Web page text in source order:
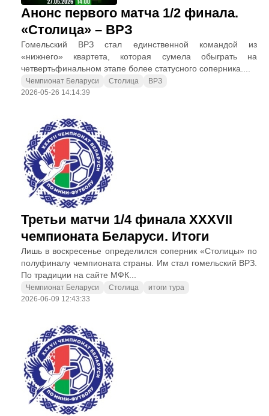
Анонс первого матча 1/2 финала.
«Столица» – ВРЗ
Гомельский ВРЗ стал единственной командой из
«нижнего» квартета, которая сумела обыграть на
четвертьфинальном этапе более статусного соперника....
Чемпионат Беларуси Столица
ВРЗ
2026-05-26 14:14:39
Третьи матчи 1/4 финала XXXVII
чемпионата Беларуси. Итоги
Лишь в воскресенье определился соперник «Столицы» по
полуфиналу чемпионата страны. Им стал гомельский ВРЗ.
По традиции на сайте МФК...
Чемпионат Беларуси Столица
итоги тура
2026-06-09 12:43:33